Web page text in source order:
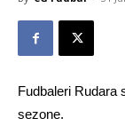
Fudbaleri Rudara
sezone.